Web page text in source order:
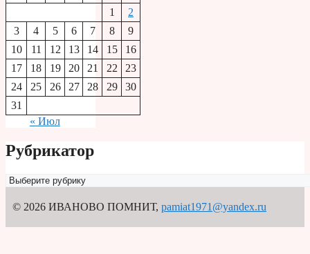
1
2
3
4 5 6 7 8
9
10
11 12 13 14 15
16
17
18 19 20 21 22
23
24
25 26 27 28 29
30
31
« Июл
Рубрикатор
Рубрикатор
© 2026 ИВАНОВО ПОМНИТ, pamiat1971@yandex.ru